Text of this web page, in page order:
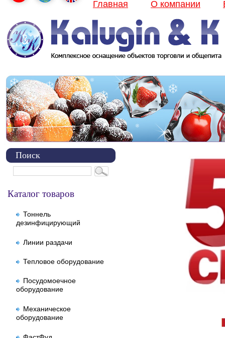
Главная О компании
Поиск
Каталог товаров
Тоннель
дезинфицирующий
Линии раздачи
Тепловое оборудование
Посудомоечное
оборудование
Механическое
оборудование